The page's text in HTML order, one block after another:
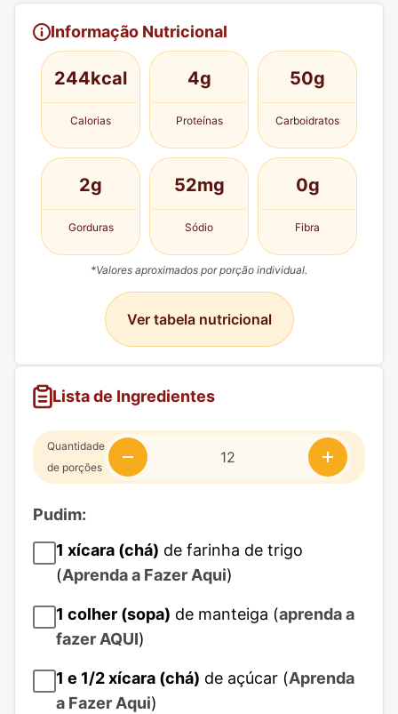
Informação Nutricional
244kcal
Calorias
4g
Proteínas
50g
Carboidratos
2g
Gorduras
52mg
Sódio
0g
Fibra
*Valores aproximados por porção individual.
Ver tabela nutricional
Lista de Ingredientes
Quantidade
de porções
Pudim:
1 xícara (chá) de farinha de trigo
(Aprenda a Fazer Aqui)
1 colher (sopa) de manteiga (aprenda a
fazer AQUI)
1 e 1/2xícara (chá) de açúcar (Aprenda
a Fazer Aqui)